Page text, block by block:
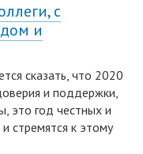
с
и
сказать, что 2020
и поддержки,
это год честных и
стремятся к этому